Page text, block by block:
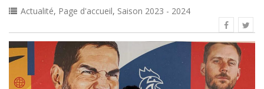
Actualité, Page d'accueil, Saison 2023 - 2024